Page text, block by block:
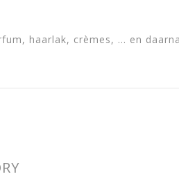
haarlak, crèmes, ... en